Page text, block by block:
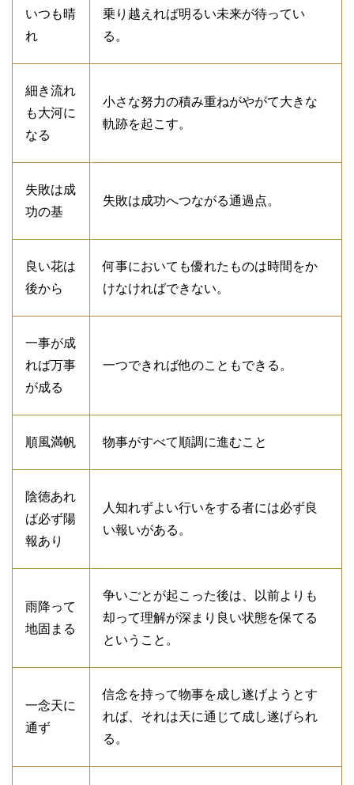
いつも晴
れ
乗り越えれば明るい未来が待ってい
る。
細き流れ
も大河に
なる
小さな努力の積み重ねがやがて大きな
軌跡を起こす。
失敗は成
功の基
失敗は成功へつながる通過点。
良い花は
後から
何事においても優れたものは時間をか
けなければできない。
一事が成
れば万事
が成る
一つできれば他のこともできる。
順風満帆 物事がすべて順調に進むこと
陰徳あれ
ば必ず陽
報あり
人知れずよい行いをする者には必ず良
い報いがある。
雨降って
地固まる
争いごとが起こった後は、以前よりも
却って理解が深まり良い状態を保てる
ということ。
一念天に
通ず
信念を持って物事を成し遂げようとす
れば、それは天に通じて成し遂げられ
る。